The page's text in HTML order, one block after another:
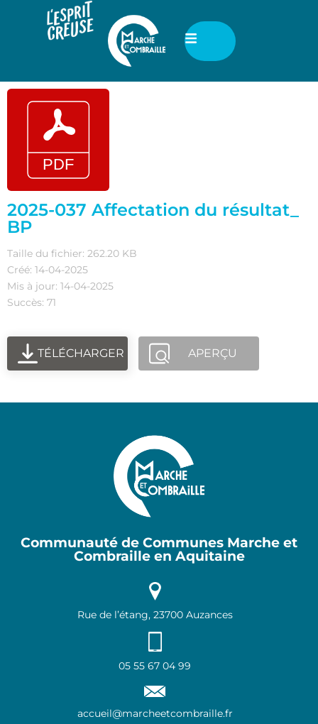
2025-037 Affectation du résultat_
BP
Taille du fichier: 262.20 KB
Créé: 14-04-2025
Mis à jour: 14-04-2025
Succès: 71
TÉLÉCHARGER APERÇU
Communauté de Communes Marche et
Combraille en Aquitaine
Rue de l’étang, 23700 Auzances
05 55 67 04 99
accueil@marcheetcombraille.fr